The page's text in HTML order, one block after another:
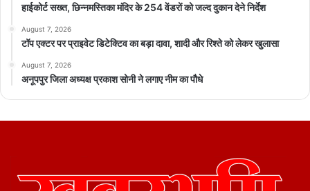
हाईकोर्ट सख्त, छिन्नमस्तिका मंदिर के 254 वेंडरों को जल्द दुकान देने निर्देश
August 7, 2026
टॉप एक्टर पर प्राइवेट डिटेक्टिव का बड़ा दावा, शादी और रिश्ते को लेकर खुलासा
August 7, 2026
अनूपपुर जिला अध्यक्ष प्रकाश सोनी ने लगाए नीम का पौधे